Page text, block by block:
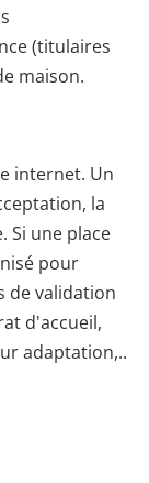
(titulaires
maison.
internet. Un
la
Si une place
pour
de validation
d'accueil,
adaptation,..